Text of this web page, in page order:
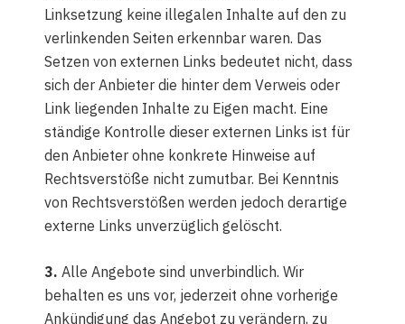
Linksetzung keine illegalen Inhalte auf den zu
verlinkenden Seiten erkennbar waren. Das
Setzen von externen Links bedeutet nicht, dass
sich der Anbieter die hinter dem Verweis oder
Link liegenden Inhalte zu Eigen macht. Eine
ständige Kontrolle dieser externen Links ist für
den Anbieter ohne konkrete Hinweise auf
Rechtsverstöße nicht zumutbar. Bei Kenntnis
von Rechtsverstößen werden jedoch derartige
externe Links unverzüglich gelöscht.
3. Alle Angebote sind unverbindlich. Wir
behalten es uns vor, jederzeit ohne vorherige
Ankündigung das Angebot zu verändern, zu